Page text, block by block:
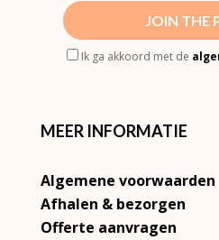
JOIN THE
Ik ga akkoord met de
MEER INFORMATIE
Algemene voorwaarden
Afhalen & bezorgen
Offerte aanvragen